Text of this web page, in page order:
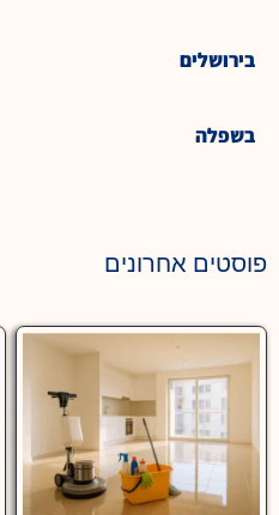
בירושלים
בשפלה
פוסטים אחרונים